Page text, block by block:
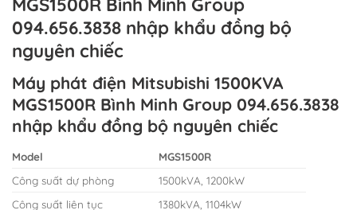
MGS1500R Bình Minh Group
094.656.3838 nhập khẩu đồng bộ
nguyên chiếc
Máy phát điện Mitsubishi 1500KVA
MGS1500R Bình Minh Group 094.656.3838
nhập khẩu đồng bộ nguyên chiếc
Model
MGS1500R
Công suất dự phòng
1500kVA, 1200kW
Công suất liên tục
1380kVA, 1104kW